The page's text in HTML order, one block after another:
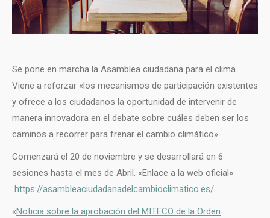
Se pone en marcha la Asamblea ciudadana para el clima.
Viene a reforzar «los mecanismos de participación existentes
y ofrece a los ciudadanos la oportunidad de intervenir de
manera innovadora en el debate sobre cuáles deben ser los
caminos a recorrer para frenar el cambio climático».
Comenzará el 20 de noviembre y se desarrollará en 6
sesiones hasta el mes de Abril. «Enlace a la web oficial»
https://asambleaciudadanadelcambioclimatico.es/
«Noticia sobre la aprobación del MITECO de la Orden